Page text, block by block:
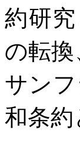
約研
の転
サン
和条